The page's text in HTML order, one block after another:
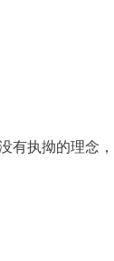
有执拗的理念